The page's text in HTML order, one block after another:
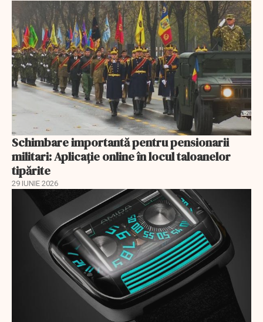
Schimbare importantă pentru pensionarii
militari: Aplicaţie online în locul taloanelor
tipărite
29 IUNIE 2026